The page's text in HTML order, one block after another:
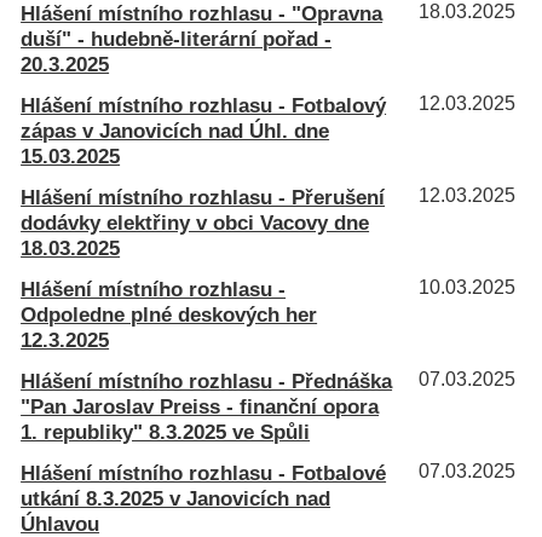
18.03.2025
Hlášení místního rozhlasu - "Opravna
duší" - hudebně-literární pořad -
20.3.2025
12.03.2025
Hlášení místního rozhlasu - Fotbalový
zápas v Janovicích nad Úhl. dne
15.03.2025
12.03.2025
Hlášení místního rozhlasu - Přerušení
dodávky elektřiny v obci Vacovy dne
18.03.2025
10.03.2025
Hlášení místního rozhlasu -
Odpoledne plné deskových her
12.3.2025
07.03.2025
Hlášení místního rozhlasu - Přednáška
"Pan Jaroslav Preiss - finanční opora
1. republiky" 8.3.2025 ve Spůli
07.03.2025
Hlášení místního rozhlasu - Fotbalové
utkání 8.3.2025 v Janovicích nad
Úhlavou